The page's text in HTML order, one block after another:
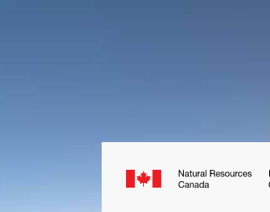
Canada.ca